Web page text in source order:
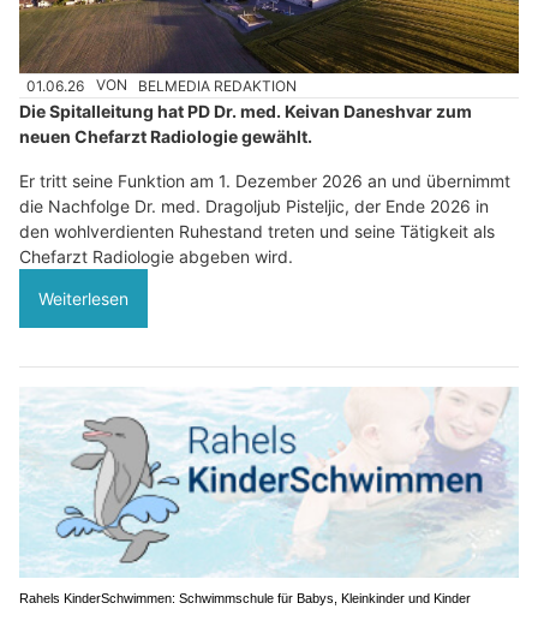
01.06.26 VON BELMEDIA REDAKTION
Die Spitalleitung hat PD Dr. med. Keivan Daneshvar zum
neuen Chefarzt Radiologie gewählt.
Er tritt seine Funktion am 1. Dezember 2026 an und übernimmt
die Nachfolge Dr. med. Dragoljub Pisteljic, der Ende 2026 in
den wohlverdienten Ruhestand treten und seine Tätigkeit als
Chefarzt Radiologie abgeben wird.
Weiterlesen
Rahels KinderSchwimmen: Schwimmschule für Babys, Kleinkinder und Kinder